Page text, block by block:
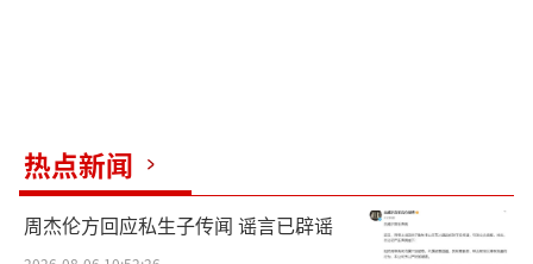
热点新闻
周杰伦方回应私生子传闻 谣言已辟谣